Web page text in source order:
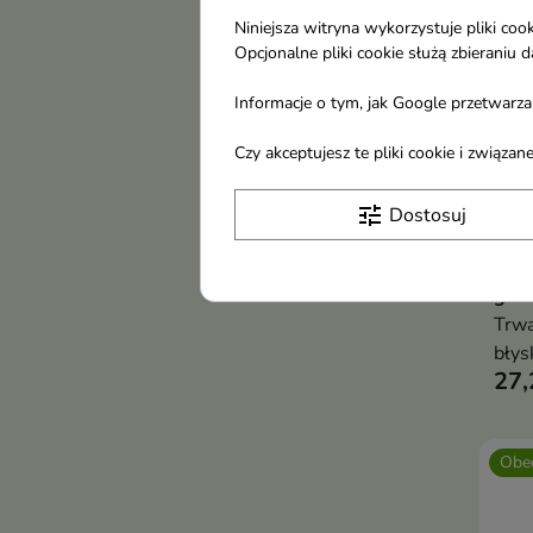
g
Niniejsza witryna wykorzystuje pliki
Opcjonalne pliki cookie służą
Informacje o tym, jak Google
Czy akceptujesz te pliki cookie i
tune Dostosuj